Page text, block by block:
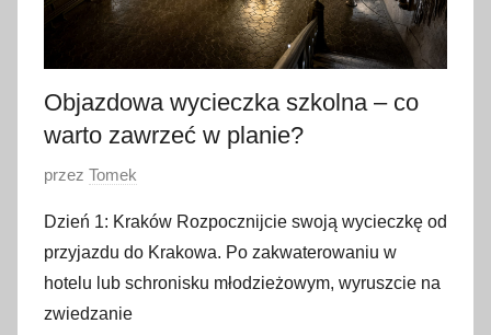
Objazdowa wycieczka szkolna – co
warto zawrzeć w planie?
O
u
b
l
i
przez Tomek
Dzień 1: Kraków Rozpocznijcie swoją wycieczkę od
przyjazdu do Krakowa. Po zakwaterowaniu w
hotelu lub schronisku młodzieżowym, wyruszcie na
zwiedzanie